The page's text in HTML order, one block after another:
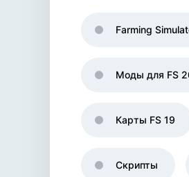
Farming
Моды для FS
Карты FS 19
Скрипты